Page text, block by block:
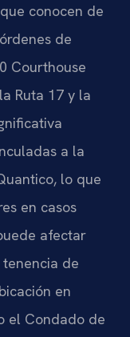
conocen de
de
Courthouse
Ruta 17 y la
a la
lo que
en casos
afectar
de
en
el Condado de